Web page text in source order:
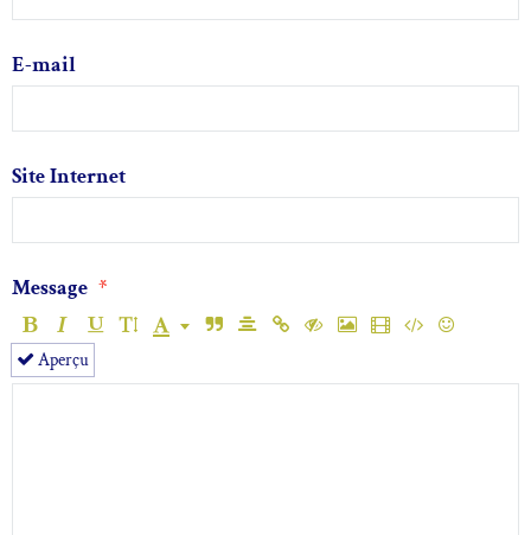
E-mail
Site Internet
Message
Aperçu